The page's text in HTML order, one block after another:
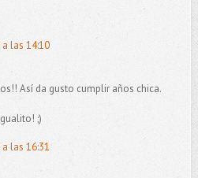
las 14:10
Así da gusto cumplir años chica.
;)
las 16:31